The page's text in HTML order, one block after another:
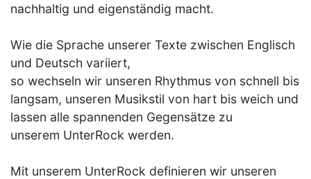
nachhaltig und eigenständig macht.
Wie die Sprache unserer Texte zwischen Englisch
und Deutsch variiert,
so wechseln wir unseren Rhythmus von schnell bis
langsam, unseren Musikstil von hart bis weich und
lassen alle spannenden Gegensätze zu
unserem UnterRock werden.
Mit unserem UnterRock definieren wir unseren